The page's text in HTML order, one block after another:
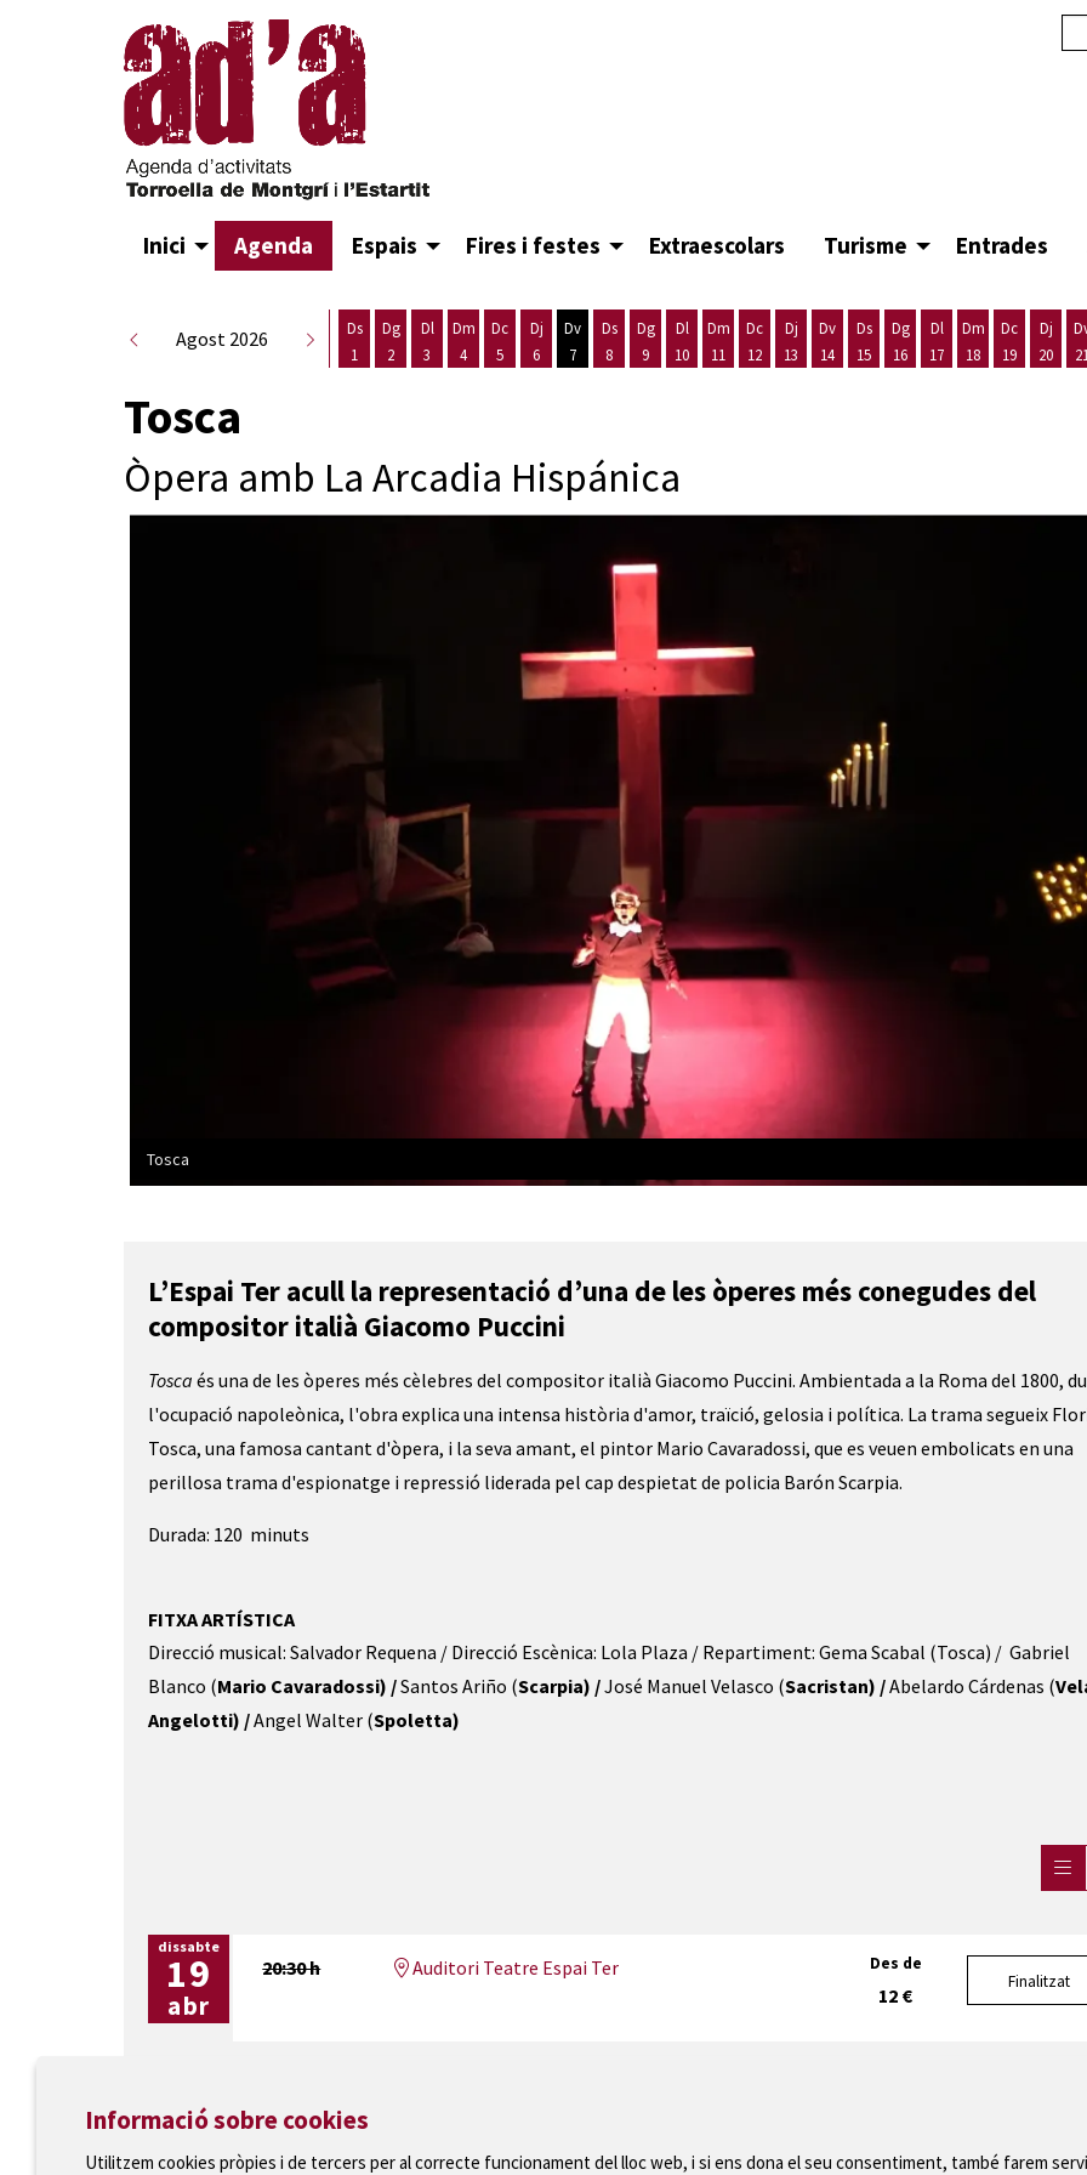
Inici Agenda Espais Fires i festes Extraescolars Turisme Entrades
Agost 2026
Ds
1
Dg
2
Dl
3
Dm
4
Dc
5
Dj
6
Dv
7
Ds
8
Dg
9
Dl
10
Dm
11
Dc
12
Dj
13
Dv
14
Ds
15
Dg
16
Dl
17
Dm
18
Dc
19
Dj
20
Tosca
Òpera amb La Arcadia Hispánica
Tosca
L’Espai Ter acull la representació d’una de les òperes més conegudes del
compositor italià Giacomo Puccini
Tosca és una de les òperes més cèlebres del compositor italià Giacomo Puccini. Ambientada a la Roma del 1800,
l'ocupació napoleònica, l'obra explica una intensa història d'amor, traïció, gelosia i política. La trama segueix
Tosca, una famosa cantant d'òpera, i la seva amant, el pintor Mario Cavaradossi, que es veuen embolicats en una
perillosa trama d'espionatge i repressió liderada pel cap despietat de policia Barón Scarpia.
Durada: 120  minuts
FITXA ARTÍSTICA
Direcció musical: Salvador Requena / Direcció Escènica: Lola Plaza / Repartiment: Gema Scabal (Tosca) /  Gabriel
Blanco (Mario Cavaradossi) / Santos Ariño (Scarpia) / José Manuel Velasco (Sacristan) / Abelardo Cárdenas (
Angelotti) / Angel Walter (Spoletta)
dissabte
19
abr
20:30 h Auditori Teatre Espai Ter Des de
12 €
Finalitzat
Informació sobre cookies
Utilitzem cookies pròpies i de tercers per al correcte funcionament del lloc web, i si ens dona el seu consentiment, també farem